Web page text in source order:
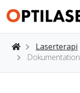
Laserterapi
Dokumentation